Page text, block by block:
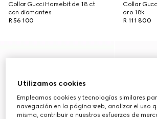
Collar Gucci Horsebit de 18 ct
con diamantes
R 56 100
Collar
oro 18k
R 111 800
Utilizamos cookies
Empleamos cookies y tecnologías similares
navegación en la página web, analizar el uso
misma, contribuir a nuestros esfuerzos de